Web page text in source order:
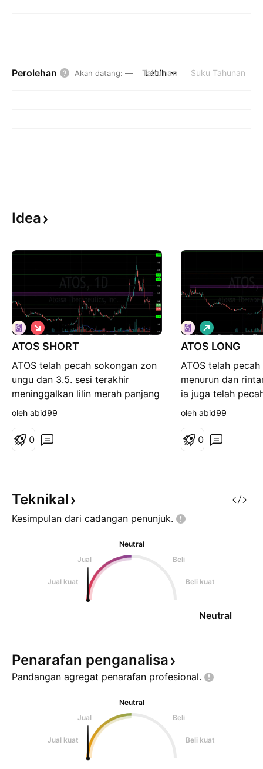
Perolehan Akan datang: — Tahunan Suku Tahunan
Lebih
Idea
ATOS SHORT
ATOS telah pecah sokongan zon
ungu dan 3.5. sesi terakhir
meninggalkan lilin merah panjang
serta volume tinggi. mungkin
pada paras 3.5.
S
i
n
k
t
oleh abid99
0
ATOS LONG
ATOS telah
menurun dan
ia juga telah
6.82 dengan gap
dari atas pada
pada paras 6.82
P
a
n
a
g
oleh abid99
0
Teknikal
Kesimpulan dari cadangan penunjuk.
Neutral
Jual
Beli
Jual kuat Beli kuat
Neutral
Penarafan penganalisa
Pandangan agregat penarafan profesional.
Neutral
Jual
Beli
Jual kuat Beli kuat